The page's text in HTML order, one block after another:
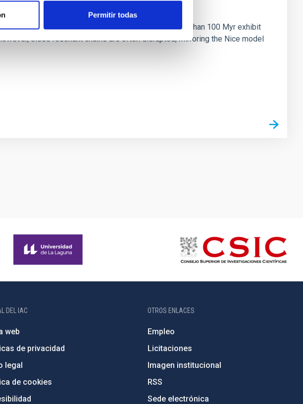
Permitir todas
systems. Many multi-planet systems younger than 100 Myr exhibit
these resonant chains are often disrupted, mirroring the Nice model
DEL IAC
web
de privacidad
legal
de cookies
OTROS ENLACES
Empleo
Licitaciones
Imagen institucional
RSS
Sede electrónica